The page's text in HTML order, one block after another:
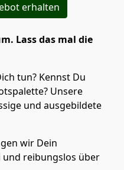
erhalten
Lass das mal die
tun? Kennst Du
Unsere
und ausgebildete
wir Dein
reibungslos über